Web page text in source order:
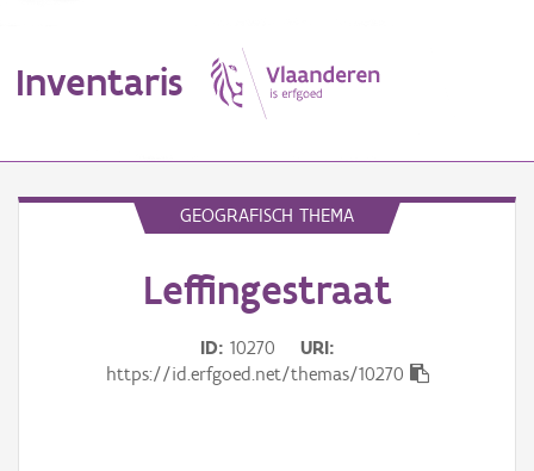
Inventaris
GEOGRAFISCH THEMA
Leffingestraat
ID 10270
URI
https://id.erfgoed.net/themas/10270